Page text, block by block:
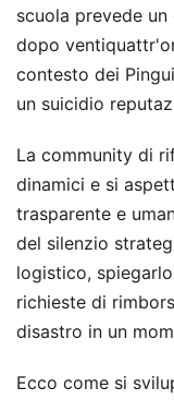
scuola prevede
dopo
contesto dei
un suicidio
La community di
dinamici e si
trasparente e
del silenzio
logistico,
richieste di
disastro in un
Ecco come si